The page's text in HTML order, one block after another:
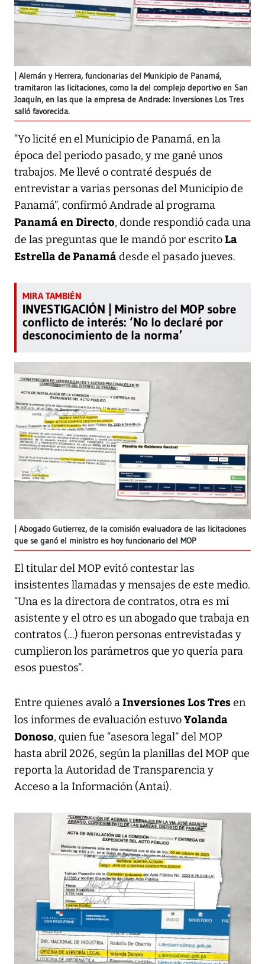
Alemán y Herrera, funcionarias del Municipio de Panamá,
tramitaron las licitaciones, como la del complejo deportivo en San
Joaquín, en las que la empresa de Andrade: Inversiones Los Tres
salió favorecida.
“Yo licité en el Municipio de Panamá, en la
época del periodo pasado, y me gané unos
trabajos. Me llevé o contraté después de
entrevistar a varias personas del Municipio de
Panamá”, confirmó Andrade al programa
Panamá en Directo, donde respondió cada una
de las preguntas que le mandó por escritoLa
Estrella de Panamádesde el pasado jueves.
INVESTIGACIÓN | Ministro del MOP sobre
conflicto de interés: ‘No lo declaré por
desconocimiento de la norma’
Abogado Gutierrez, de la comisión evaluadora de las licitaciones
que se ganó el ministro es hoy funcionario del MOP
El titular del MOP evitó contestar las
insistentes llamadas y mensajes de este medio.
“Una es la directora de contratos, otra es mi
asistente y el otro es un abogado que trabaja en
contratos (...) fueron personas entrevistadas y
cumplieron los parámetros que yo quería para
esos puestos”.
Entre quienes avaló aInversiones Los Tresen
los informes de evaluación estuvoYolanda
Donoso, quien fue “asesora legal” del MOP
hasta abril 2026, según la planillas del MOP que
reporta la Autoridad de Transparencia y
Acceso a la Información (Antai).